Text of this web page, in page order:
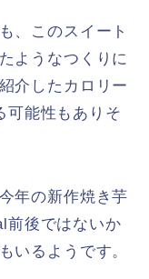
、このスイート
ようなつくりに
介したカロリー
可能性もありそ
年の新作焼き芋
前後ではないか
いるようです。